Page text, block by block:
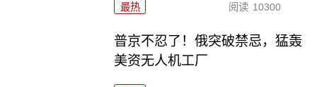
最热 阅读 10300
普京不忍了！俄突破禁忌，猛轰
美资无人机工厂